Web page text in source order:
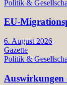
Politik &
EU-
6. August 2026
Gazette
Politik &
Auswirkungen